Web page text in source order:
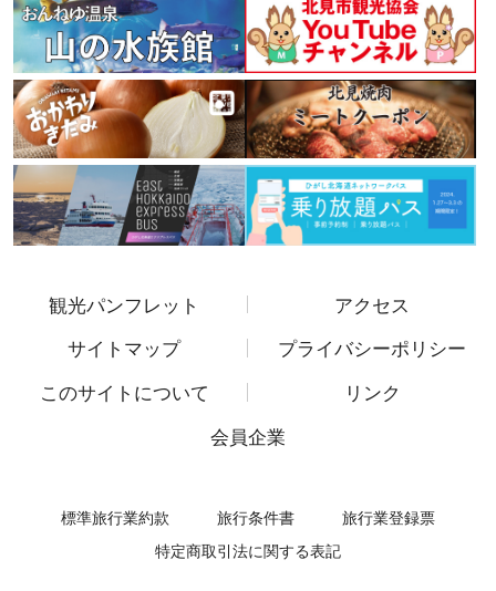
観光パンフレット
アクセス
サイトマップ
プライバシーポリシー
このサイトについて
リンク
会員企業
標準旅行業約款 旅行条件書
旅行業登録票
特定商取引法に関する表記